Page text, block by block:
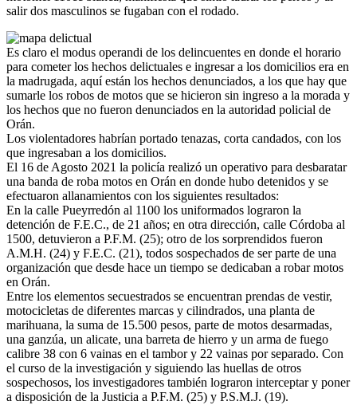
salir dos masculinos se fugaban con el rodado.
Es claro el modus operandi de los delincuentes en donde el horario
para cometer los hechos delictuales e ingresar a los domicilios era en
la madrugada, aquí están los hechos denunciados, a los que hay que
sumarle los robos de motos que se hicieron sin ingreso a la morada y
los hechos que no fueron denunciados en la autoridad policial de
Orán.
Los violentadores habrían portado tenazas, corta candados, con los
que ingresaban a los domicilios.
El 16 de Agosto 2021 la policía realizó un operativo para desbaratar
una banda de roba motos en Orán en donde hubo detenidos y se
efectuaron allanamientos con los siguientes resultados:
En la calle Pueyrredón al 1100 los uniformados lograron la
detención de F.E.C., de 21 años; en otra dirección, calle Córdoba al
1500, detuvieron a P.F.M. (25); otro de los sorprendidos fueron
A.M.H. (24) y F.E.C. (21), todos sospechados de ser parte de una
organización que desde hace un tiempo se dedicaban a robar motos
en Orán.
Entre los elementos secuestrados se encuentran prendas de vestir,
motocicletas de diferentes marcas y cilindrados, una planta de
marihuana, la suma de 15.500 pesos, parte de motos desarmadas,
una ganzúa, un alicate, una barreta de hierro y un arma de fuego
calibre 38 con 6 vainas en el tambor y 22 vainas por separado. Con
el curso de la investigación y siguiendo las huellas de otros
sospechosos, los investigadores también lograron interceptar y poner
a disposición de la Justicia a P.F.M. (25) y P.S.M.J. (19).